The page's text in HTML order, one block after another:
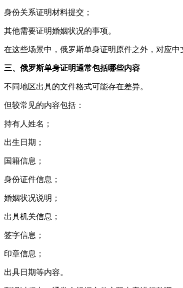
身份关系证明材料提交；
其他需要证明婚姻状况的事项。
在这些场景中，俄罗斯单身证明原件之外，对应中
三、俄罗斯单身证明通常包括哪些内容
不同地区出具的文件格式可能存在差异。
但较常见的内容包括：
持有人姓名；
出生日期；
国籍信息；
身份证件信息；
婚姻状况说明；
出具机关信息；
签字信息；
印章信息；
出具日期等内容。